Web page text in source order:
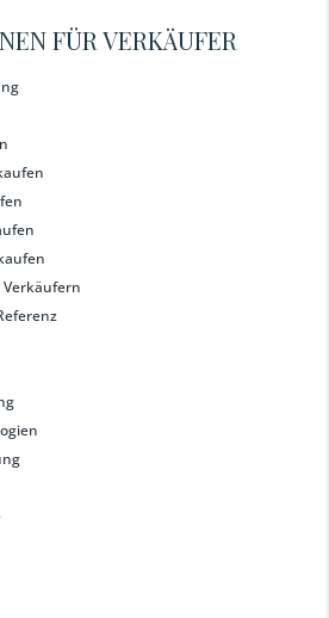
FÜR VERKÄUFER
Verkäufern